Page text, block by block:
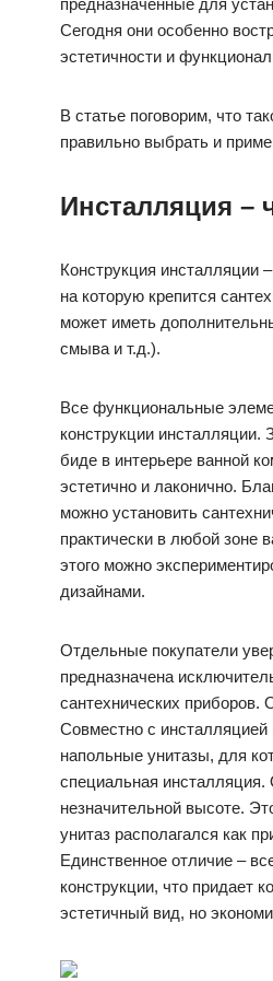
предназначенные для
Сегодня они особенно
эстетичности и
В статье поговорим, что
правильно выбрать и
Инсталляция –
Конструкция инсталляции
на которую крепится
может иметь
смыва и т.д.).
Все функциональные
конструкции инсталляции.
биде в интерьере ванной
эстетично и лаконично.
можно установить
практически в любой зоне
этого можно
дизайнами.
Отдельные покупатели
предназначена
сантехнических приборов.
Совместно с
напольные унитазы, для
специальная инсталляция.
незначительной высоте.
унитаз располагался как
Единственное отличие –
конструкции, что придает
эстетичный вид, но